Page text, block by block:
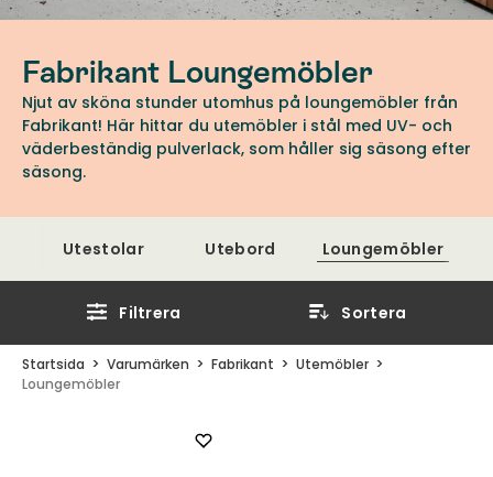
Fabrikant Loungemöbler
Njut av sköna stunder utomhus på loungemöbler från
Fabrikant! Här hittar du utemöbler i stål med UV- och
väderbeständig pulverlack, som håller sig säsong efter
säsong.
Utestolar Utebord Loungemöbler
Filtrera Sortera
Startsida Varumärken Fabrikant
Utemöbler
Loungemöbler